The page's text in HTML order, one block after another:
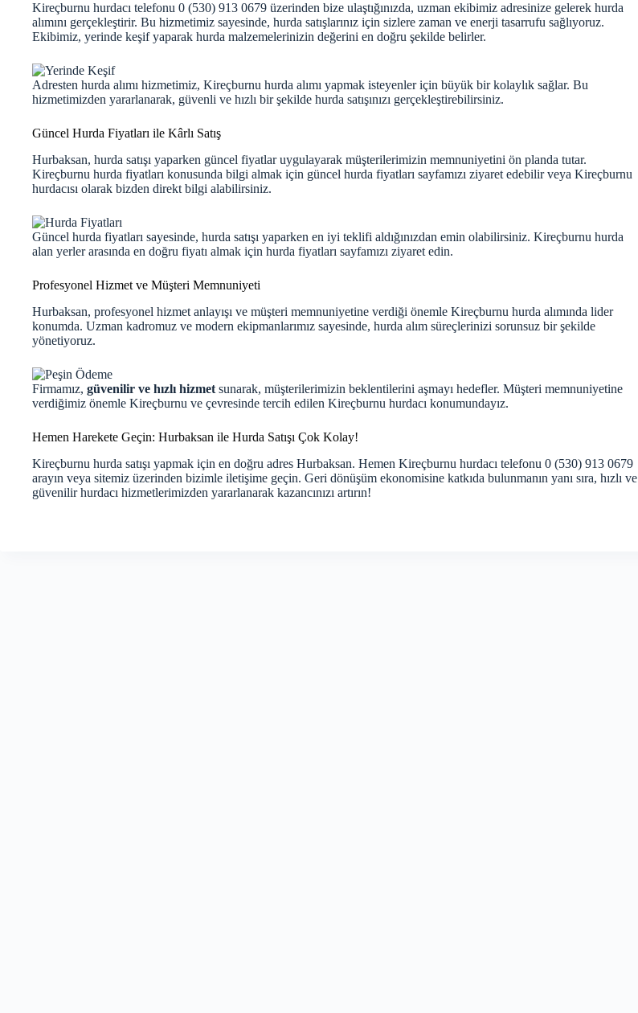
Kireçburnu hurdacı telefonu 0 (530) 913 0679 üzerinden bize ulaştığınızda, uzman ekibimiz adresinize gelerek hurda
alımını gerçekleştirir. Bu hizmetimiz sayesinde, hurda satışlarınız için sizlere zaman ve enerji tasarrufu sağlıyoruz.
Ekibimiz, yerinde keşif yaparak hurda malzemelerinizin değerini en doğru şekilde belirler.
Adresten hurda alımı hizmetimiz, Kireçburnu hurda alımı yapmak isteyenler için büyük bir kolaylık sağlar. Bu
hizmetimizden yararlanarak, güvenli ve hızlı bir şekilde hurda satışınızı gerçekleştirebilirsiniz.
Güncel Hurda Fiyatları ile Kârlı Satış
Hurbaksan, hurda satışı yaparken güncel fiyatlar uygulayarak müşterilerimizin memnuniyetini ön planda tutar.
Kireçburnu hurda fiyatları konusunda bilgi almak için güncel hurda fiyatları sayfamızı ziyaret edebilir veya Kireçburnu
hurdacısı olarak bizden direkt bilgi alabilirsiniz.
Güncel hurda fiyatları sayesinde, hurda satışı yaparken en iyi teklifi aldığınızdan emin olabilirsiniz. Kireçburnu hurda
alan yerler arasında en doğru fiyatı almak için hurda fiyatları sayfamızı ziyaret edin.
Profesyonel Hizmet ve Müşteri Memnuniyeti
Hurbaksan, profesyonel hizmet anlayışı ve müşteri memnuniyetine verdiği önemle Kireçburnu hurda alımında lider
konumda. Uzman kadromuz ve modern ekipmanlarımız sayesinde, hurda alım süreçlerinizi sorunsuz bir şekilde
yönetiyoruz.
Firmamız, güvenilir ve hızlı hizmet sunarak, müşterilerimizin beklentilerini aşmayı hedefler. Müşteri memnuniyetine
verdiğimiz önemle Kireçburnu ve çevresinde tercih edilen Kireçburnu hurdacı konumundayız.
Hemen Harekete Geçin: Hurbaksan ile Hurda Satışı Çok Kolay!
Kireçburnu hurda satışı yapmak için en doğru adres Hurbaksan. Hemen Kireçburnu hurdacı telefonu 0 (530) 913 0679
arayın veya sitemiz üzerinden bizimle iletişime geçin. Geri dönüşüm ekonomisine katkıda bulunmanın yanı sıra, hızlı ve
güvenilir hurdacı hizmetlerimizden yararlanarak kazancınızı artırın!